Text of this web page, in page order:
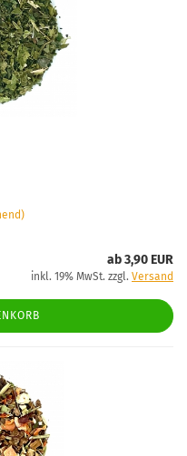
ab 3,90 EUR
inkl. 19% MwSt. zzgl. Versand